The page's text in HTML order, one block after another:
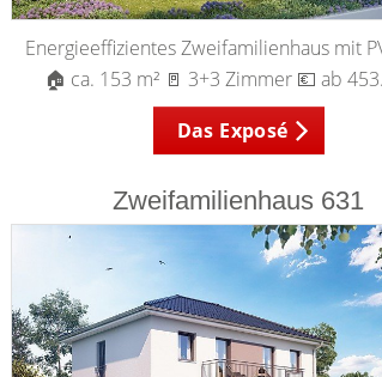
Energieeffizientes Zweifamilienhaus mit
🏠 ca. 153 m² 🚪 3+3 Zimmer 💶 ab
Das Exposé
Zweifamilienhaus 631